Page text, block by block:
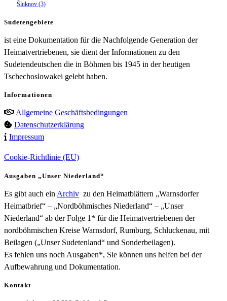
Šluknov (3)
Sudetengebiete
ist eine Dokumentation für die Nachfolgende Generation der
Heimatvertriebenen, sie dient der Informationen zu den
Sudetendeutschen die in Böhmen bis 1945 in der heutigen
Tschechoslowakei gelebt haben.
Informationen
Allgemeine Geschäftsbedingungen
Datenschutzerklärung
Impressum
Cookie-Richtlinie (EU)
Ausgaben „Unser Niederland“
Es gibt auch ein Archiv zu den Heimatblättern „Warnsdorfer
Heimatbrief“ – „Nordböhmisches Niederland“ – „Unser
Niederland“ ab der Folge 1* für die Heimatvertriebenen der
nordböhmischen Kreise Warnsdorf, Rumburg, Schluckenau, mit
Beilagen („Unser Sudetenland“ und Sonderbeilagen).
Es fehlen uns noch Ausgaben*, Sie können uns helfen bei der
Aufbewahrung und Dokumentation.
Kontakt